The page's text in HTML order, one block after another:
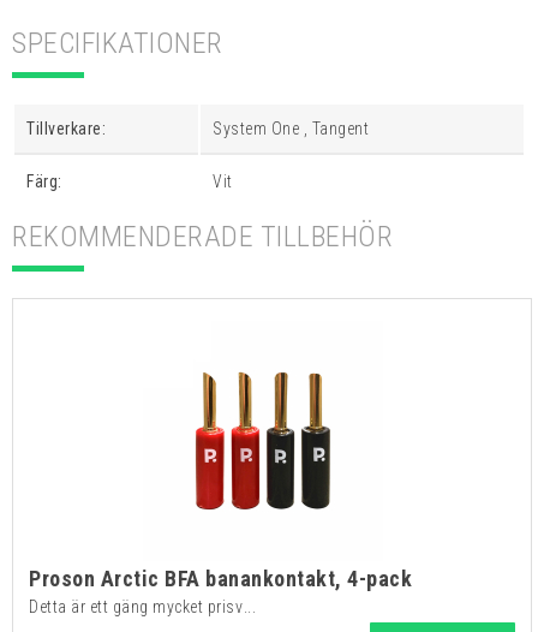
SPECIFIKATIONER
Tillverkare: System One , Tangent
Färg: Vit
REKOMMENDERADE TILLBEHÖR
Proson Arctic BFA banankontakt, 4-pack
Detta är ett gäng mycket prisv...